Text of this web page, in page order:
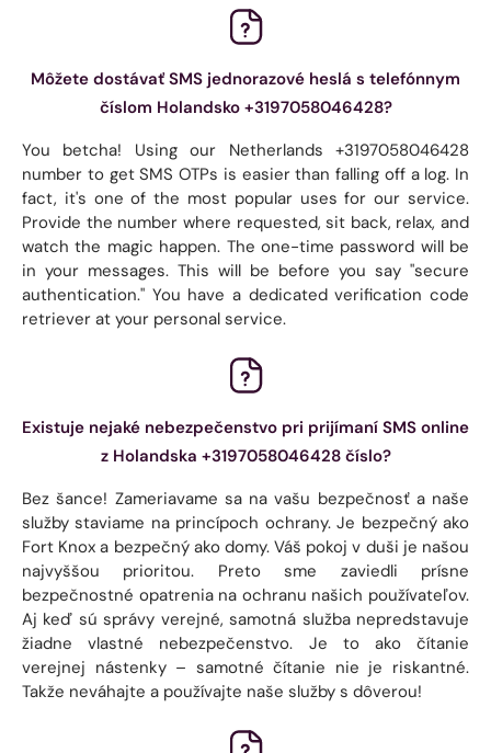
Môžete dostávať SMS jednorazové heslá s telefónnym
číslom Holandsko +3197058046428?
You betcha! Using our Netherlands +3197058046428
number to get SMS OTPs is easier than falling off a log. In
fact, it's one of the most popular uses for our service.
Provide the number where requested, sit back, relax, and
watch the magic happen. The one-time password will be
in your messages. This will be before you say "secure
authentication." You have a dedicated verification code
retriever at your personal service.
Existuje nejaké nebezpečenstvo pri prijímaní SMS online
z Holandska +3197058046428 číslo?
Bez šance! Zameriavame sa na vašu bezpečnosť a naše
služby staviame na princípoch ochrany. Je bezpečný ako
Fort Knox a bezpečný ako domy. Váš pokoj v duši je našou
najvyššou prioritou. Preto sme zaviedli prísne
bezpečnostné opatrenia na ochranu našich používateľov.
Aj keď sú správy verejné, samotná služba nepredstavuje
žiadne vlastné nebezpečenstvo. Je to ako čítanie
verejnej nástenky – samotné čítanie nie je riskantné.
Takže neváhajte a používajte naše služby s dôverou!